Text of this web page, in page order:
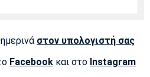
Μίλαν Μπάγερν
στον υπολογιστή σας
Facebook και στο Instagram